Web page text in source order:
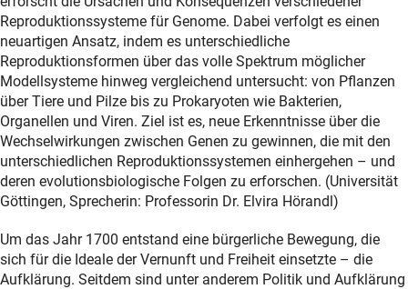
Reproduktionssysteme für Genome. Dabei verfolgt es einen
neuartigen Ansatz, indem es unterschiedliche
Reproduktionsformen über das volle Spektrum möglicher
Modellsysteme hinweg vergleichend untersucht: von Pflanzen
über Tiere und Pilze bis zu Prokaryoten wie Bakterien,
Organellen und Viren. Ziel ist es, neue Erkenntnisse über die
Wechselwirkungen zwischen Genen zu gewinnen, die mit den
unterschiedlichen Reproduktionssystemen einhergehen – und
deren evolutionsbiologische Folgen zu erforschen. (Universität
Göttingen, Sprecherin: Professorin Dr. Elvira Hörandl)
Um das Jahr 1700 entstand eine bürgerliche Bewegung, die
sich für die Ideale der Vernunft und Freiheit einsetzte – die
Aufklärung. Seitdem sind unter anderem Politik und Aufklärung